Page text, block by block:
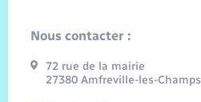
Nous contacter :
72 rue de la mairie
27380 Amfreville-les-Champs